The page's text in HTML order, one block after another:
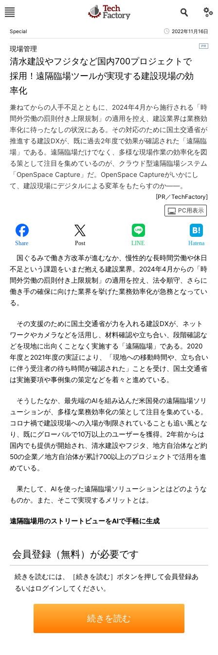
Special 2022年11月16日
清水建設やフジタなど国内700プロジェクトで
採用！遠隔臨場ツールが実現する建設現場の効
率化
現場管理
兼ねてからの人手不足とともに、2024年4月から施行される「時
間外労働の罰則付き上限規制」の適用を控え、建設業界は業務効
率化に待ったなしの状況にある。その対応のために国土交通省が
推進する建設DXが、既に過去2年度で効果が確認された「遠隔臨
場」である。遠隔臨場だけでなく、多様な現場作業の効率化を図
る策として注目を集めているのが、クラウド型遠隔臨場システム
「OpenSpace Capture」だ。OpenSpace Captureがいかにし
て、建設現場にデジタルによる変革をもたらすのか――。
[PR／TechFactory]
PC用表示
Share Post LINE Hatena
国ぐるみで働き方改革が進むなか、慢性的な長時間労働や休日
不足という課題をいまだ抱える建設業界。2024年4月からの「時
間外労働の罰則付き上限規制」の適用を控え、法令順守、さらに
働き手の確保に向けた業界を挙げた業務効率化が急務となってい
る。
その支援のために国土交通省が力を入れる建設DXが、ネット
ワークやカメラなどを活用し、材料確認や立ち合い、段階確認な
どを現地に出向くことなく実施する「遠隔臨場」である。2020
年度と2021年度の実証により、「現地への移動時間や、立ち合い
に伴う受注者の待ち時間が確認された」ことを受け、国土交通省
は実施要項や事例集の策定などを着々と進めている。
そうしたなか、最先端のAIを組み込んだ米国発の遠隔臨場ソリ
ューションが、多様な業務効率化の策として注目を集めている。
コロナ禍で建設現場への入場が制限されていることも追い風とな
り、既にグローバルで10万以上のユーザーを獲得。2年前からは
国内でも提供が開始され、清水建設やフジタ、地方自治体など約
50の企業／地方自治体が累計700以上のプロジェクトで活用を進
めている。
果たして、AIを使った遠隔臨場ソリューションとはどのような
ものか。また、そこで実現するメリットとは。
遠隔臨場用のストリートビューをAIで手軽に生成
会員登録（無料）が必要です
続きを読むには、［続きを読む］ボタンを押して会員登録あ
るいはログインしてください。
続きを読む